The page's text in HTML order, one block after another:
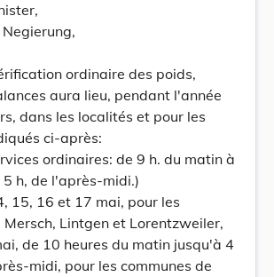
ordinaire des poids,
aura lieu, pendant l'année
dans les localités et pour les
ci-après:
ordinaires: de 9 h. du matin à
h, de l'après-midi.)
15, 16 et 17 mai, pour les
Mersch, Lintgen et Lorentzweiler,
de 10 heures du matin jusqu'à 4
midi, pour les communes de